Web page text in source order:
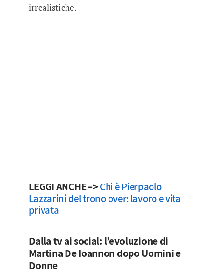
irrealistiche.
LEGGI ANCHE –>Chi è Pierpaolo
Lazzarini del trono over: lavoro e vita
privata
Dalla tv ai social: l’evoluzione di
Martina De Ioannon dopo Uomini e
Donne